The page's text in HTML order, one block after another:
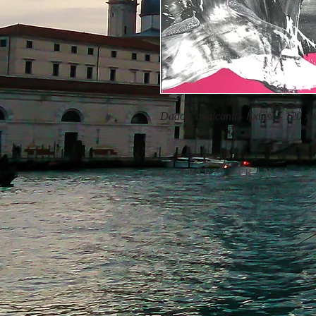
Dado Cavalcanti - Êxtase - 120 x
PARIS - FRANÇA
19-20-21 OUT